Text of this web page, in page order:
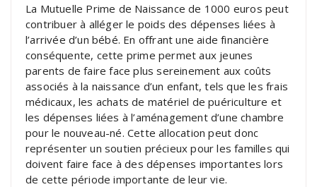
La Mutuelle Prime de Naissance de 1000 euros peut
contribuer à alléger le poids des dépenses liées à
l’arrivée d’un bébé. En offrant une aide financière
conséquente, cette prime permet aux jeunes
parents de faire face plus sereinement aux coûts
associés à la naissance d’un enfant, tels que les frais
médicaux, les achats de matériel de puériculture et
les dépenses liées à l’aménagement d’une chambre
pour le nouveau-né. Cette allocation peut donc
représenter un soutien précieux pour les familles qui
doivent faire face à des dépenses importantes lors
de cette période importante de leur vie.